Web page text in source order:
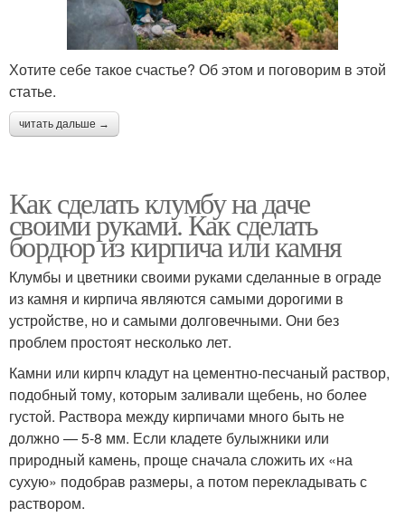
Хотите себе такое счастье? Об этом и поговорим в этой
статье.
читать дальше →
Как сделать клумбу на даче
своими руками. Как сделать
бордюр из кирпича или камня
Клумбы и цветники своими руками сделанные в ограде
из камня и кирпича являются самыми дорогими в
устройстве, но и самыми долговечными. Они без
проблем простоят несколько лет.
Камни или кирпч кладут на цементно-песчаный раствор,
подобный тому, которым заливали щебень, но более
густой. Раствора между кирпичами много быть не
должно — 5-8 мм. Если кладете булыжники или
природный камень, проще сначала сложить их «на
сухую» подобрав размеры, а потом перекладывать с
раствором.